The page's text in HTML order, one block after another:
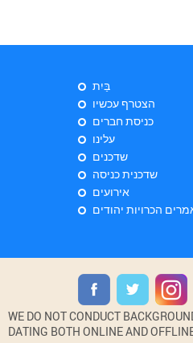
בַּיִת
הצטרף עכשיו
כניסת חברים
עלינו
שדכנים
שדכנית כניסה
אירועים
הכרויות יהודים
WE DO NOT CONDUCT
DATING BOTH ONLINE AND